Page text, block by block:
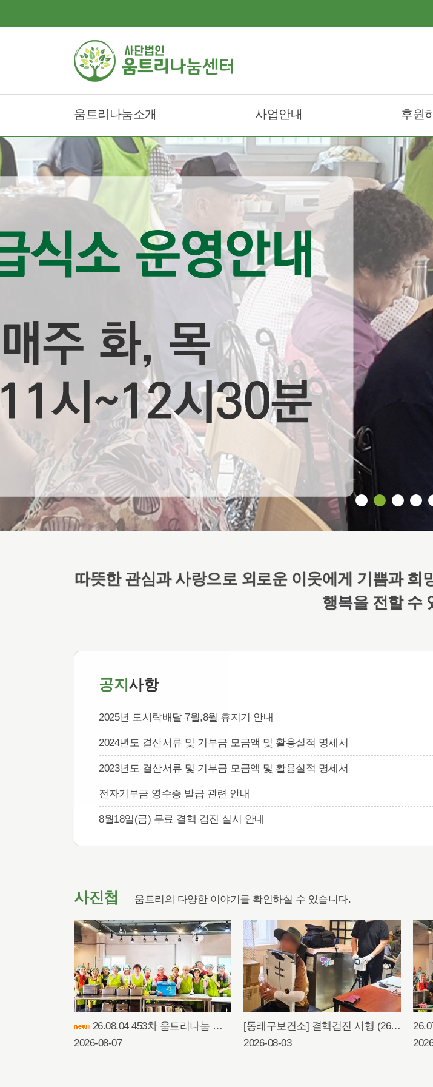
움트리나눔소개
움트리나눔이란?
인사말
조직도
사업안내
움트리무료급식
움트리도시락배달
후원
후원안
후원신청
따뜻한 관심과 사랑으로 외로운 이웃에게 기쁨과 희
행복을 전할 수
공지 사항
2025년 도시락배달 7월,8월 휴지기 안내
2024년도 결산서류 및 기부금 모금액 및 활용실적 명세서
2023년도 결산서류 및 기부금 모금액 및 활용실적 명세서
전자기부금 영수증 발급 관련 안내
8월18일(금) 무료 결핵 검진 실시 안내
사진첩 움트리의 다양한 이야기를 확인하실 수 있습니다.
26.08.04 453차 움트리나눔 무료급식행사
2026-08-07
[동래구보건소] 결핵검진 시행 (26.07.31)
2026-08-03